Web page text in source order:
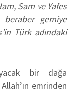
Sam ve Yafes
beraber gemiye
Türk adındaki
bir dağa
emrinden